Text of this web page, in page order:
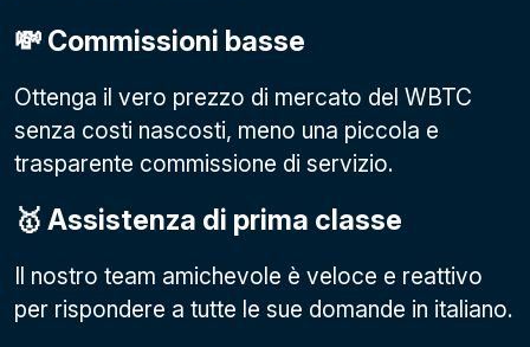
💸 Commissioni basse
Ottenga il vero prezzo di mercato del WBTC
senza costi nascosti, meno una piccola e
trasparente commissione di servizio.
🥇 Assistenza di prima classe
Il nostro team amichevole è veloce e reattivo
per rispondere a tutte le sue domande in italiano.